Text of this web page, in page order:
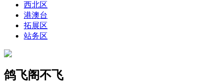
西北区
港澳台
拓展区
站务区
鸽飞阁不飞